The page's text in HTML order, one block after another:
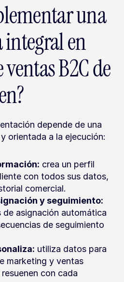
una
en
B2C de
depende de una
orientada a la ejecución:
crea un perfil
con todos sus datos,
comercial.
y seguimiento:
de asignación automática
de seguimiento
utiliza datos para
marketing y ventas
con cada